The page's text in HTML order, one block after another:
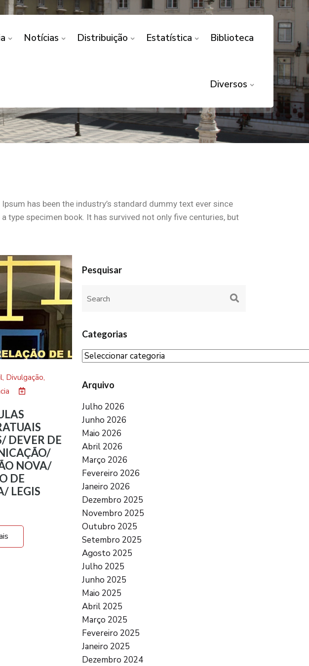
Notícias Distribuição Estatística Biblioteca
Diversos
has been the industry’s standard dummy text ever since
type specimen book. It has survived not only five centuries, but
, Divulgação,
DEVER DE
NOVA/
DE
LEGIS
Pesquisar
Categorias
Arquivo
Julho 2026
Junho 2026
Maio 2026
Abril 2026
Março 2026
Fevereiro 2026
Janeiro 2026
Dezembro 2025
Novembro 2025
Outubro 2025
Setembro 2025
Agosto 2025
Julho 2025
Junho 2025
Maio 2025
Abril 2025
Março 2025
Fevereiro 2025
Janeiro 2025
Dezembro 2024